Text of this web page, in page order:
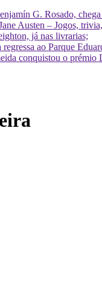
G. Rosado,
Austen – Jogos,
já nas livrarias;
ao Parque
conquistou o